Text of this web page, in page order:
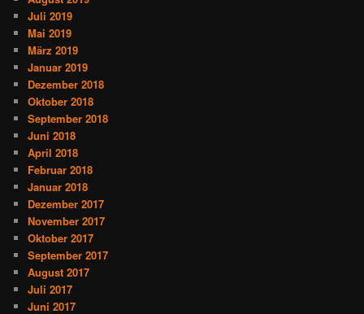
Juli 2019
Mai 2019
März 2019
Januar 2019
Dezember 2018
Oktober 2018
September 2018
Juni 2018
April 2018
Februar 2018
Januar 2018
Dezember 2017
November 2017
Oktober 2017
September 2017
August 2017
Juli 2017
Juni 2017